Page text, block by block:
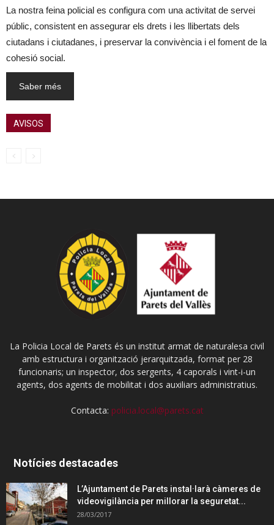
La nostra feina policial es configura com una activitat de servei
públic, consistent en assegurar els drets i les llibertats dels
ciutadans i ciutadanes, i preservar la convivència i el foment de la
cohesió social.
Saber més
AVISOS
La Policia Local de Parets és un institut armat de naturalesa civil
amb estructura i organització jerarquitzada, format per 28
funcionaris; un inspector, dos sergents, 4 caporals i vint-i-un
agents, dos agents de mobilitat i dos auxiliars administratius.
Contacta: policia.local@parets.cat
Notícies destacades
L’Ajuntament de Parets instal·larà càmeres de
videovigilància per millorar la seguretat...
28/03/2017